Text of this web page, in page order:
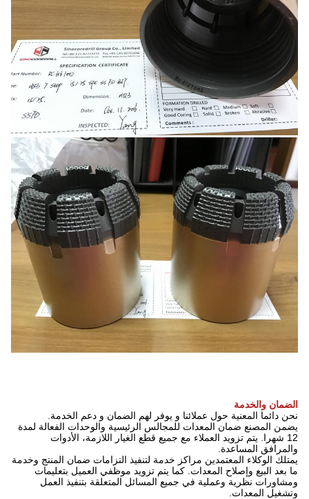
الضمان والخدمة
نحن دائما المعنية حول عملائنا و يوفر لهم الضمان و دعم الخدمة.
يضمن المصنع ضمان المعدات للمجالس الرئيسية والوحدات الفعالة لمدة
12 شهرا.
يتم تزويد العملاء مع جميع قطع الغيار اللازمة، الأدوات
والمرافق المساعدة.
يمتلك الوكلاء المعتمدين مراكز خدمة لتنفيذ التزامات ضمان المنتج وخدمة
ما بعد البيع وإصلاح المعدات. كما يتم تزويد موظفي العميل بتعليمات
ومشاورات نظرية وعملية في جميع المسائل المتعلقة بتنفيذ العمل
وتشغيل المعدات.